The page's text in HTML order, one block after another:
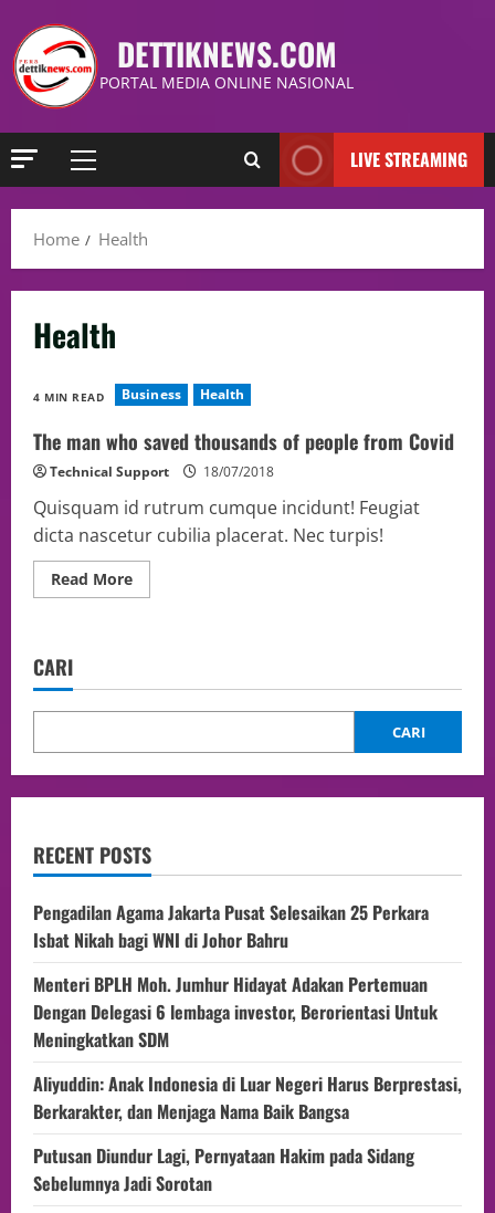
DETTIKNEWS.COM
PORTAL MEDIA ONLINE NASIONAL
LIVE STREAMING
Home Health
Health
4 MIN READ Business Health
The man who saved thousands of people from Covid
Technical Support 18/07/2018
Quisquam id rutrum cumque incidunt! Feugiat
dicta nascetur cubilia placerat. Nec turpis!
Read More
CARI
CARI
RECENT POSTS
Pengadilan Agama Jakarta Pusat Selesaikan 25 Perkara
Isbat Nikah bagi WNI di Johor Bahru
Menteri BPLH Moh. Jumhur Hidayat Adakan Pertemuan
Dengan Delegasi 6 lembaga investor, Berorientasi Untuk
Meningkatkan SDM
Aliyuddin: Anak Indonesia di Luar Negeri Harus Berprestasi,
Berkarakter, dan Menjaga Nama Baik Bangsa
Putusan Diundur Lagi, Pernyataan Hakim pada Sidang
Sebelumnya Jadi Sorotan